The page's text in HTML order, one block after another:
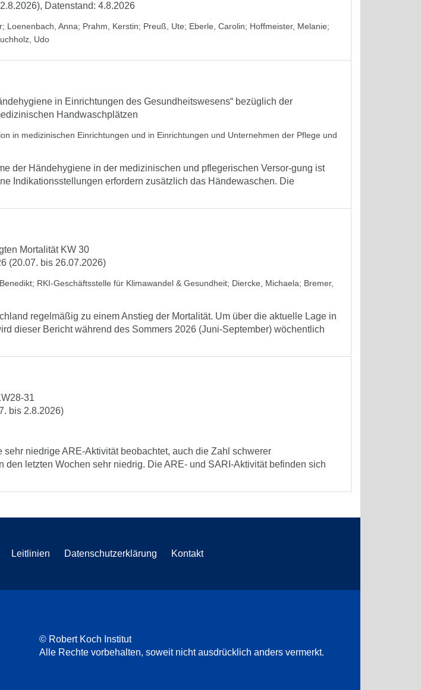
Datenstand: 4.8.2026
; Loenenbach, Anna; Prahm, Kerstin; Preuß, Ute; Eberle, Carolin; Hoffmeister, Melanie;
Udo
in Einrichtungen des Gesundheitswesens“ bezüglich der
Handwaschplätzen
in medizinischen Einrichtungen und in Einrichtungen und Unternehmen der Pflege und
der Händehygiene in der medizinischen und pflegerischen Versor-gung ist
Indikationsstellungen erfordern zusätzlich das Händewaschen. Die
Mortalität KW 30
(20.07. bis 26.07.2026)
; RKI-Geschäftsstelle für Klimawandel & Gesundheit; Diercke, Michaela; Bremer,
regelmäßig zu einem Anstieg der Mortalität. Um über die aktuelle Lage in
dieser Bericht während des Sommers 2026 (Juni-September) wöchentlich
31
bis 2.8.2026)
niedrige ARE-Aktivität beobachtet, auch die Zahl schwerer
den letzten Wochen sehr niedrig. Die ARE- und SARI-Aktivität befinden sich
Leitlinien Datenschutzerklärung Kontakt
© Robert Koch Institut
Alle Rechte vorbehalten, soweit nicht ausdrücklich anders vermerkt.